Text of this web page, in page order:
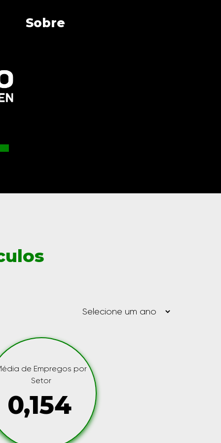
Sobre
de Empregos por
Setor
0,154